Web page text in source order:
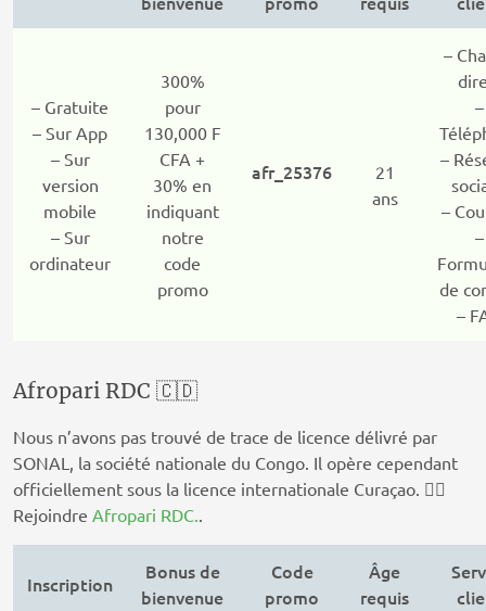
– Gratuite
– Sur App
– Sur
version
mobile
– Sur
ordinateur
300%
pour
130,000 F
CFA +
30% en
indiquant
notre
code
promo
afr_25376
21
ans
–
–
–
–
–
de
–
Afropari RDC 🇨🇩
Nous n’avons pas trouvé de trace de licence délivré par
SONAL, la société nationale du Congo. Il opère cependant
officiellement sous la licence internationale Curaçao. 👉🏽
Rejoindre Afropari RDC..
Inscription
Bonus de
bienvenue
Code
promo
Âge
requis